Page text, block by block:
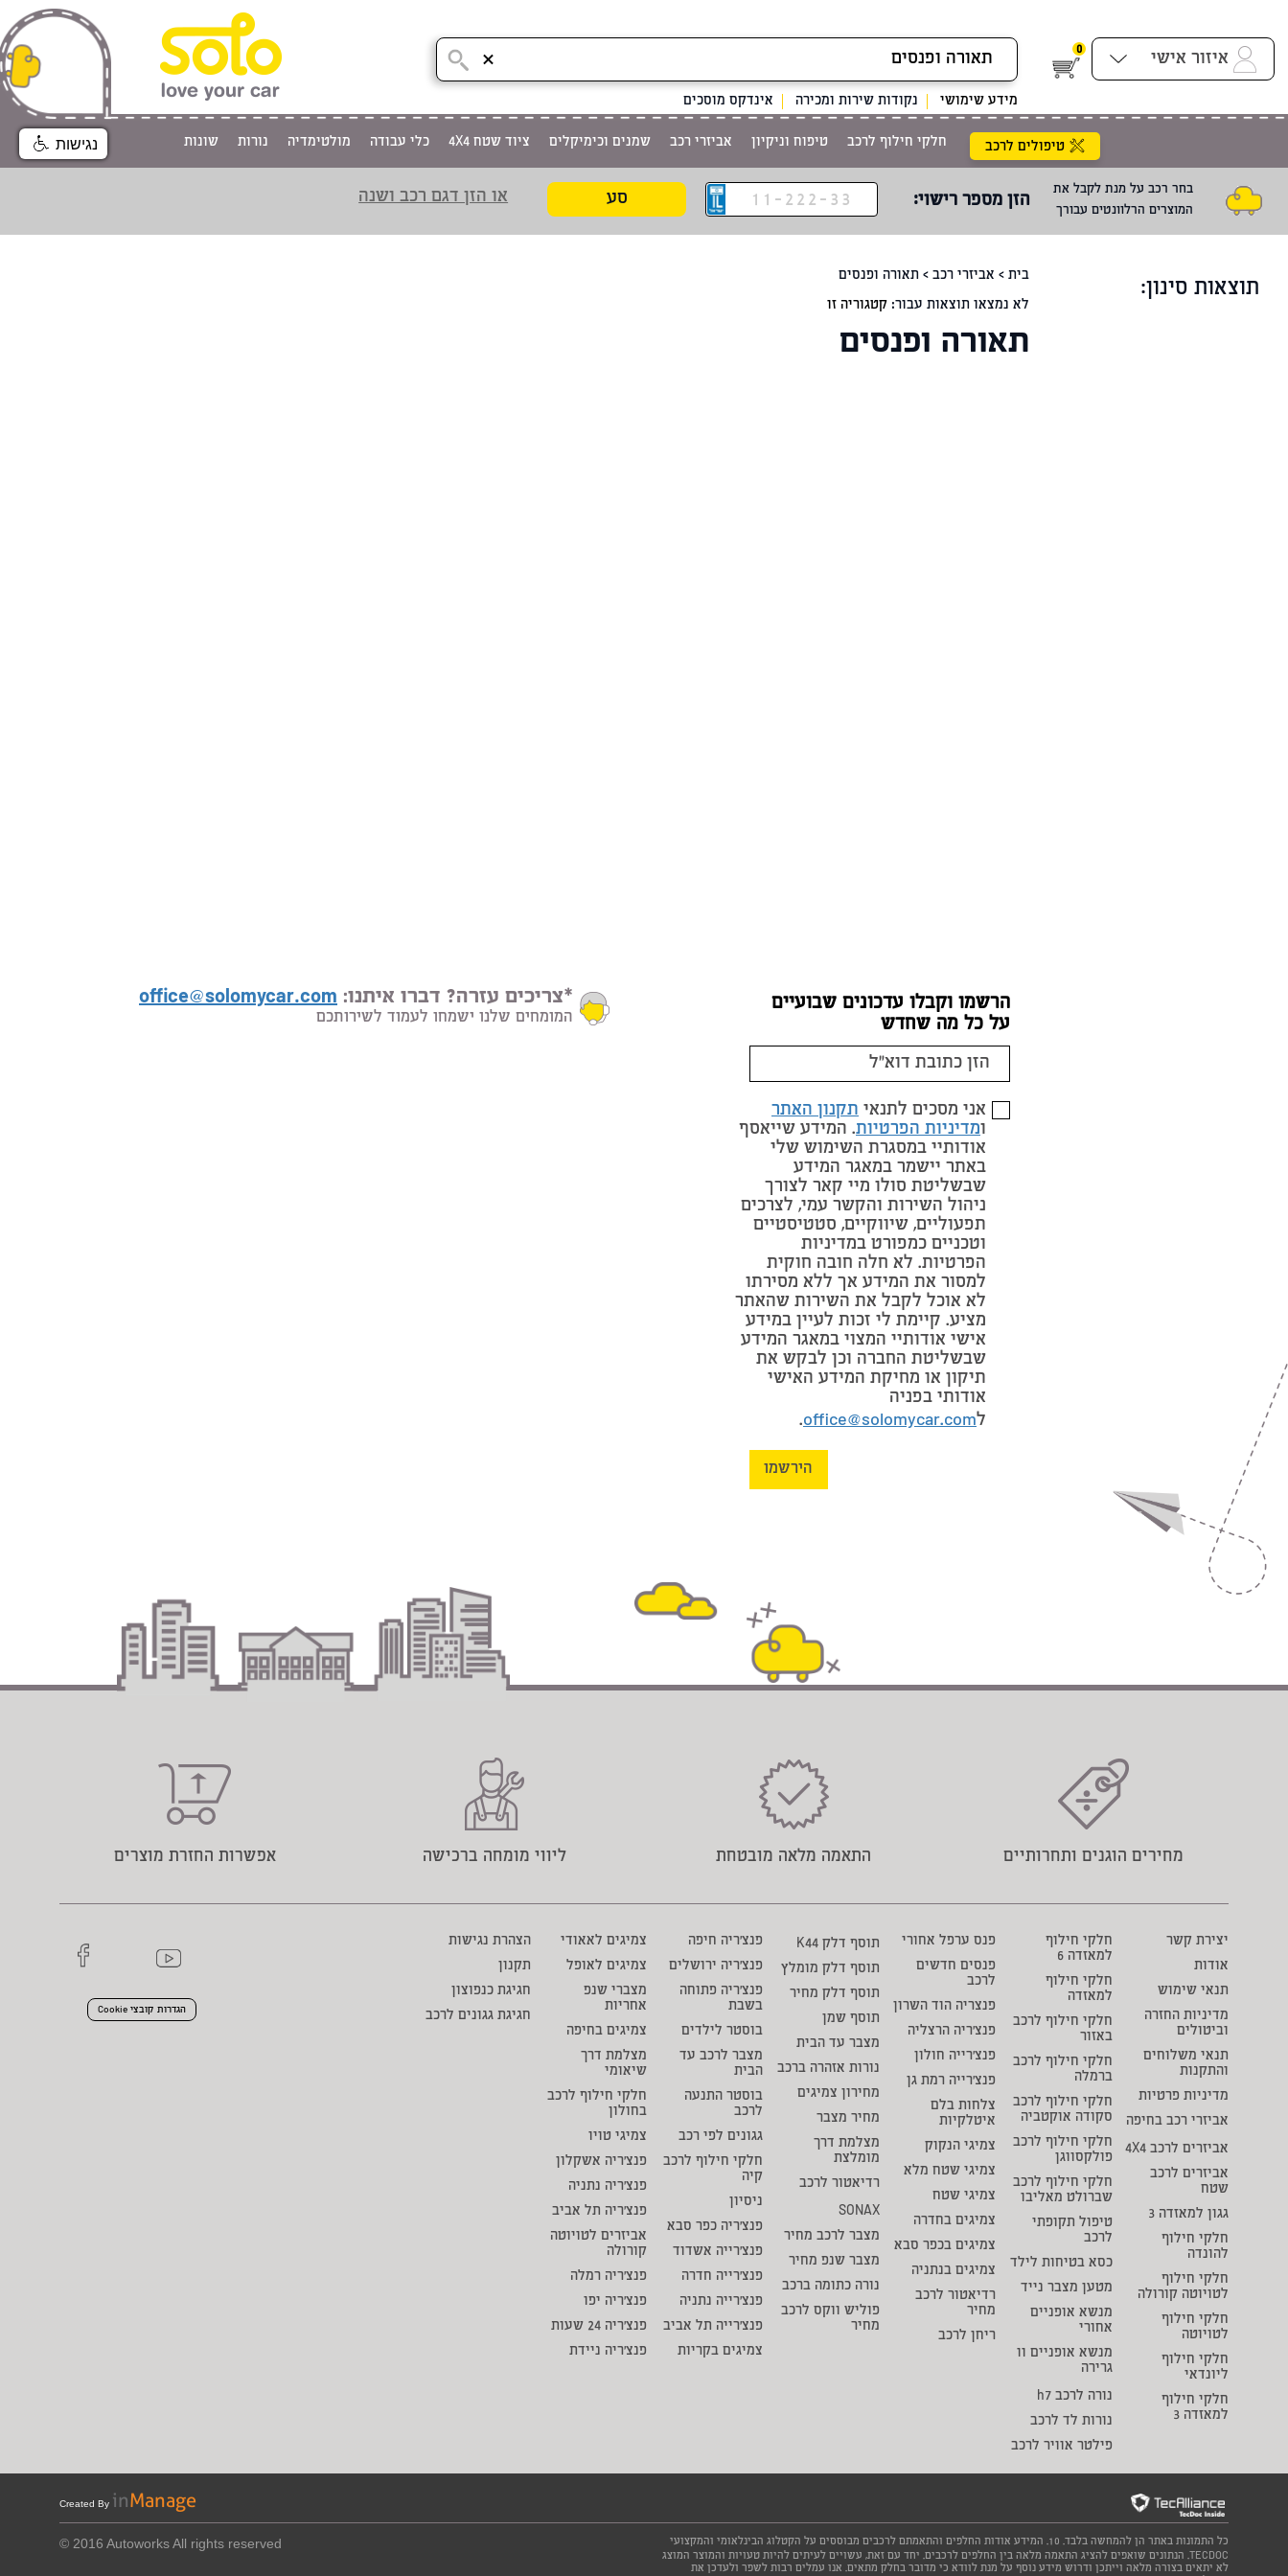
איזור אישי 0
מידע שימושי נקודות שירות ומכירה אינדקס מוסכים
טיפולים לרכב חלקי חילוף לרכב טיפוח וניקיון אביזרי רכב שמנים וכימיקלים ציוד שטח 4X4 כלי עבודה מולטימדיה נורות שונות
בחר רכב על מנת לקבל את
המוצרים הרלוונטים עבורך
הזן מספר רישוי: סע או הזן דגם רכב ושנה
בית > אביזרי רכב >תאורה ופנסים
לא נמצאו תוצאות עבור: קטגוריה זו
תאורה ופנסים
הרשמו וקבלו עדכונים שבועיים
על כל מה שחדש
אני מסכים לתנאי תקנון האתר
ומדיניות הפרטיות. המידע שייאסף
אודותיי במסגרת השימוש שלי
באתר יישמר במאגר המידע
שבשליטת סולו מיי קאר לצורך
ניהול השירות והקשר עמי, לצרכים
תפעוליים, שיווקיים, סטטיסטיים
וטכניים כמפורט במדיניות
הפרטיות. לא חלה חובה חוקית
למסור את המידע אך ללא מסירתו
לא אוכל לקבל את השירות שהאתר
מציע. קיימת לי זכות לעיין במידע
אישי אודותיי המצוי במאגר המידע
שבשליטת החברה וכן לבקש את
תיקון או מחיקת המידע האישי
אודותי בפניה
לoffice@solomycar.com
.
הירשמו
*צריכים עזרה? דברו איתנו: office@solomycar.com
המומחים שלנו ישמחו לעמוד לשירותכם
מחירים הוגנים ותחרותיים התאמה מלאה מובטחת ליווי מומחה ברכישה אפשרות החזרת מוצרים
יצירת קשר
אודות
תנאי שימוש
מדיניות החזרה
וביטולים
תנאי משלוחים
והתקנות
מדיניות פרטיות
אביזרי רכב בחיפה
אביזרים לרכב 4X4
אביזרים לרכב
שטח
גגון למאזדה 3
חלקי חילוף
להונדה
חלקי חילוף
לטויוטה קורולה
חלקי חילוף
לטויוטה
חלקי חילוף
ליונדאי
חלקי חילוף
למאזדה 3
חלקי חילוף
למאזדה 6
חלקי חילוף
למאזדה
חלקי חילוף לרכב
באזור
חלקי חילוף לרכב
ברמלה
חלקי חילוף לרכב
סקודה אוקטביה
חלקי חילוף לרכב
פולקסווגן
חלקי חילוף לרכב
שברולט מאליבו
טיפול תקופתי
לרכב
כסא בטיחות לילד
מטען מצבר נייד
מנשא אופניים
אחורי
מנשא אופניים וו
גרירה
נורה לרכב h7
נורות לד לרכב
פילטר אוויר לרכב
פנס ערפל אחורי
פנסים חדשים
לרכב
פנצריה הוד השרון
פנצ'ריה הרצליה
פנצ'רייה חולון
פנצ'רייה רמת גן
צלחות בלם
איטלקיות
צמיגי הנקוק
צמיגי שטח מלא
צמיגי שטח
צמיגים בחדרה
צמיגים בכפר סבא
צמיגים בנתניה
רדיאטור לרכב
מחיר
ריחן לרכב
תוסף דלק K44
תוסף דלק מומלץ
תוסף דלק מחיר
תוסף שמן
מצבר עד הבית
נורות אזהרה ברכב
מחירון צמיגים
מחיר מצבר
מצלמת דרך
מומלצת
רדיאטור לרכב
SONAX
מצבר לרכב מחיר
מצבר שנפ מחיר
נורה כתומה ברכב
פוליש ווקס לרכב
מחיר
פנצ'ריה חיפה
פנצ'ריה ירושלים
פנצ'ריה פתוחה
בשבת
בוסטר לילדים
מצבר לרכב עד
הבית
בוסטר התנעה
לרכב
גגונים לפי רכב
חלקי חילוף לרכב
קיה
ניסיון
פנצ'ריה כפר סבא
פנצ'רייה אשדוד
פנצ'רייה חדרה
פנצ'רייה נתניה
פנצ'רייה תל אביב
צמיגים בקריות
צמיגים לאאודי
צמיגים לאופל
מצברי שנפ
אחריות
צמיגים בחיפה
מצלמת דרך
שיאומי
חלקי חילוף לרכב
בחולון
צמיגי טויו
פנצ'ריה אשקלון
פנצ'ריה נתניה
פנצ'ריה תל אביב
אביזרים לטויוטה
קורולה
פנצ'ריה רמלה
פנצ'ריה יפו
פנצ'ריה 24 שעות
פנצ'ריה ניידת
הצהרת נגישות
תקנון
חגיגת כנפוצון
חגיגת גגונים לרכב
הגדרות קובצי Cookie
Created By
כל התמונות באתר הן להמחשה בלבד. 10. המידע אודות החלפים והתאמתם לרכבים מבוססים על הקטלוג הבינלאומי והמקצועי
TECDOC. הנתונים שואפים להציג התאמה מלאה בין החלפים לרכבים. יחד עם זאת, עשויים לעיתים להיות טעויות והמוצר המוצג
לא יתאים בצורה מלאה וייתכן ודרוש מידע נוסף על מנת לוודא כי מדובר בחלק מתאים. אנו עמלים רבות לשפר ולעדכן את
© 2016 Autoworks All rights reserved
תוצאות סינון:
נגישות